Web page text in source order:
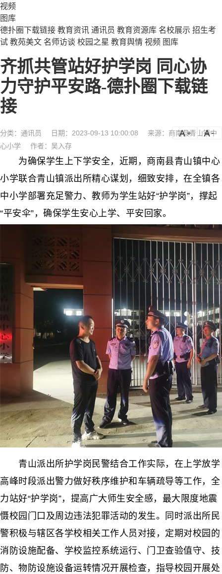
视频
图库
德扑圈下载链接 教育资讯 通讯员 教育资源库 名校展示 招生考
试 教苑美文 名师访谈 校园之星 教育舆情 视频 图库
齐抓共管站好护学岗 同心协
力守护平安路-德扑圈下载链
接
分类： 通讯员 日期：2023-09-13 10:00:08
来源：商南县青山镇中
心小学
作者：吴入存
a a-
为确保学生上下学安全，近期，商南县青山镇中心
小学联合青山镇派出所精心谋划，细致安排，在全镇各
中小学部署充足警力、教师为学生站好“护学岗”，撑起
“平安伞”，确保学生安心上学、平安回家。
青山派出所护学岗民警结合工作实际，在上学放学
高峰时段派出警力做好秩序维护和车辆疏导等工作，全
力站好“护学岗”，提高广大师生安全感，最大限度地震
慑校园门口及周边违法犯罪活动的发生。同时派出所民
警积极与辖区各学校相关工作人员对接，定期对校园的
消防设施配备、学校监控系统运行、门卫查验值守、技
防、物防设施设备运转情况开展检查，指导校园开展处